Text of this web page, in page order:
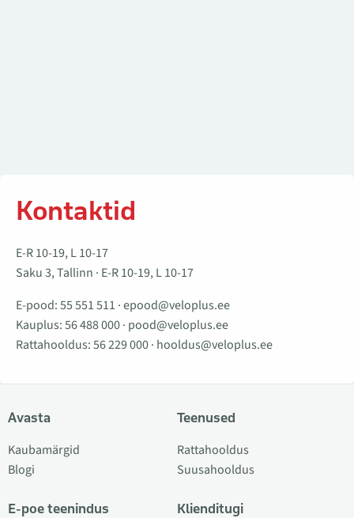
Kontaktid
E-R 10-19, L 10-17
Saku 3, Tallinn · E-R 10-19, L 10-17
E-pood:55 551 511 ·epood@veloplus.ee
Kauplus:56 488 000· pood@veloplus.ee
Rattahooldus:56 229 000· hooldus@veloplus.ee
Avasta
Kaubamärgid
Blogi
E-poe teenindus
Teenused
Rattahooldus
Suusahooldus
Klienditugi